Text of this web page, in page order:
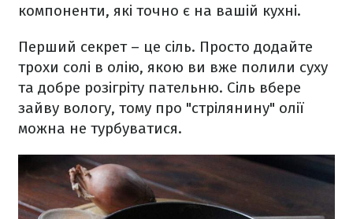
компоненти, які точно є на вашій кухні.
Перший секрет – це сіль. Просто додайте
трохи солі в олію, якою ви вже полили суху
та добре розігріту пательню. Сіль вбере
зайву вологу, тому про "стрілянину" олії
можна не турбуватися.